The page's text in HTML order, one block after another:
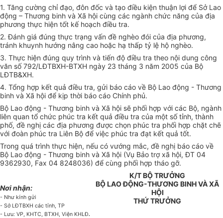
1. Tăng cường chỉ đạo, đôn đốc và tạo điều kiện thuận lợi để Sở Lao
động – Thương binh và Xã hội cùng các ngành chức năng của địa
phương thực hiện tốt kế hoạch điều tra.
2. Đánh giá đúng thực trạng vấn đề nghèo đói của địa phương,
tránh khuynh hướng nâng cao hoặc hạ thấp tỷ lệ hộ nghèo.
3. Thực hiện đúng quy trình và tiến độ điều tra theo nội dung công
văn số 792/LĐTBXH-BTXH ngày 23 tháng 3 năm 2005 của Bộ
LĐTB&XH.
4. Tổng hợp kết quả điều tra, gửi báo cáo về Bộ Lao động - Thương
binh và Xã hội để kịp thời báo cáo Chính phủ.
Bộ Lao động - Thương binh và Xã hội sẽ phối hợp với các Bộ, ngành
liên quan tổ chức phúc tra kết quả điều tra của một số tỉnh, thành
phố, đề nghị các địa phương được chọn phúc tra phối hợp chặt chẽ
với đoàn phúc tra Liên Bộ để việc phúc tra đạt kết quả tốt.
Trong quá trình thực hiện, nếu có vướng mắc, đề nghị báo cáo về
Bộ Lao động - Thương binh và Xã hội (Vụ Bảo trợ xã hội, ĐT 04
9362930, Fax 04 8248036) để cùng phối hợp tháo gỡ.
Nơi nhận:
- Như kính gửi
- Sở LĐTBXH các tỉnh, TP
- Lưu: VP, KHTC, BTXH, Viện KHLĐ.
K/T BỘ TRƯỞNG
BỘ LAO ĐỘNG-THƯƠNG BINH VÀ XÃ
HỘI
THỨ TRƯỞNG